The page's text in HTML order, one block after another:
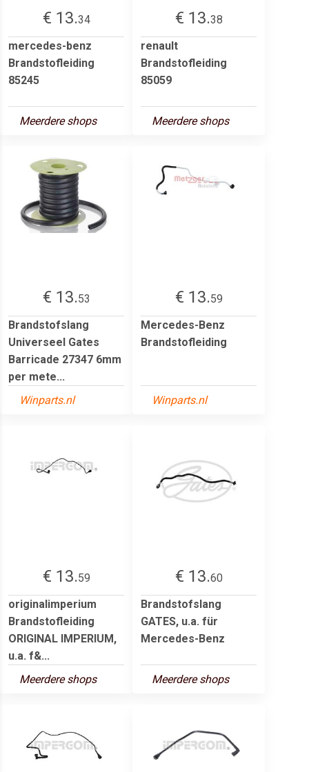
€ 13.34
mercedes-benz
Brandstofleiding
85245
Meerdere shops
€ 13.38
renault
Brandstofleiding
85059
Meerdere shops
€ 13.53
Brandstofslang
Universeel Gates
Barricade 27347 6mm
per mete...
Winparts.nl
€ 13.59
Mercedes-Benz
Brandstofleiding
Winparts.nl
€ 13.59
originalimperium
Brandstofleiding
ORIGINAL IMPERIUM,
u.a. f&...
Meerdere shops
€ 13.60
Brandstofslang
GATES, u.a. für
Mercedes-Benz
Meerdere shops